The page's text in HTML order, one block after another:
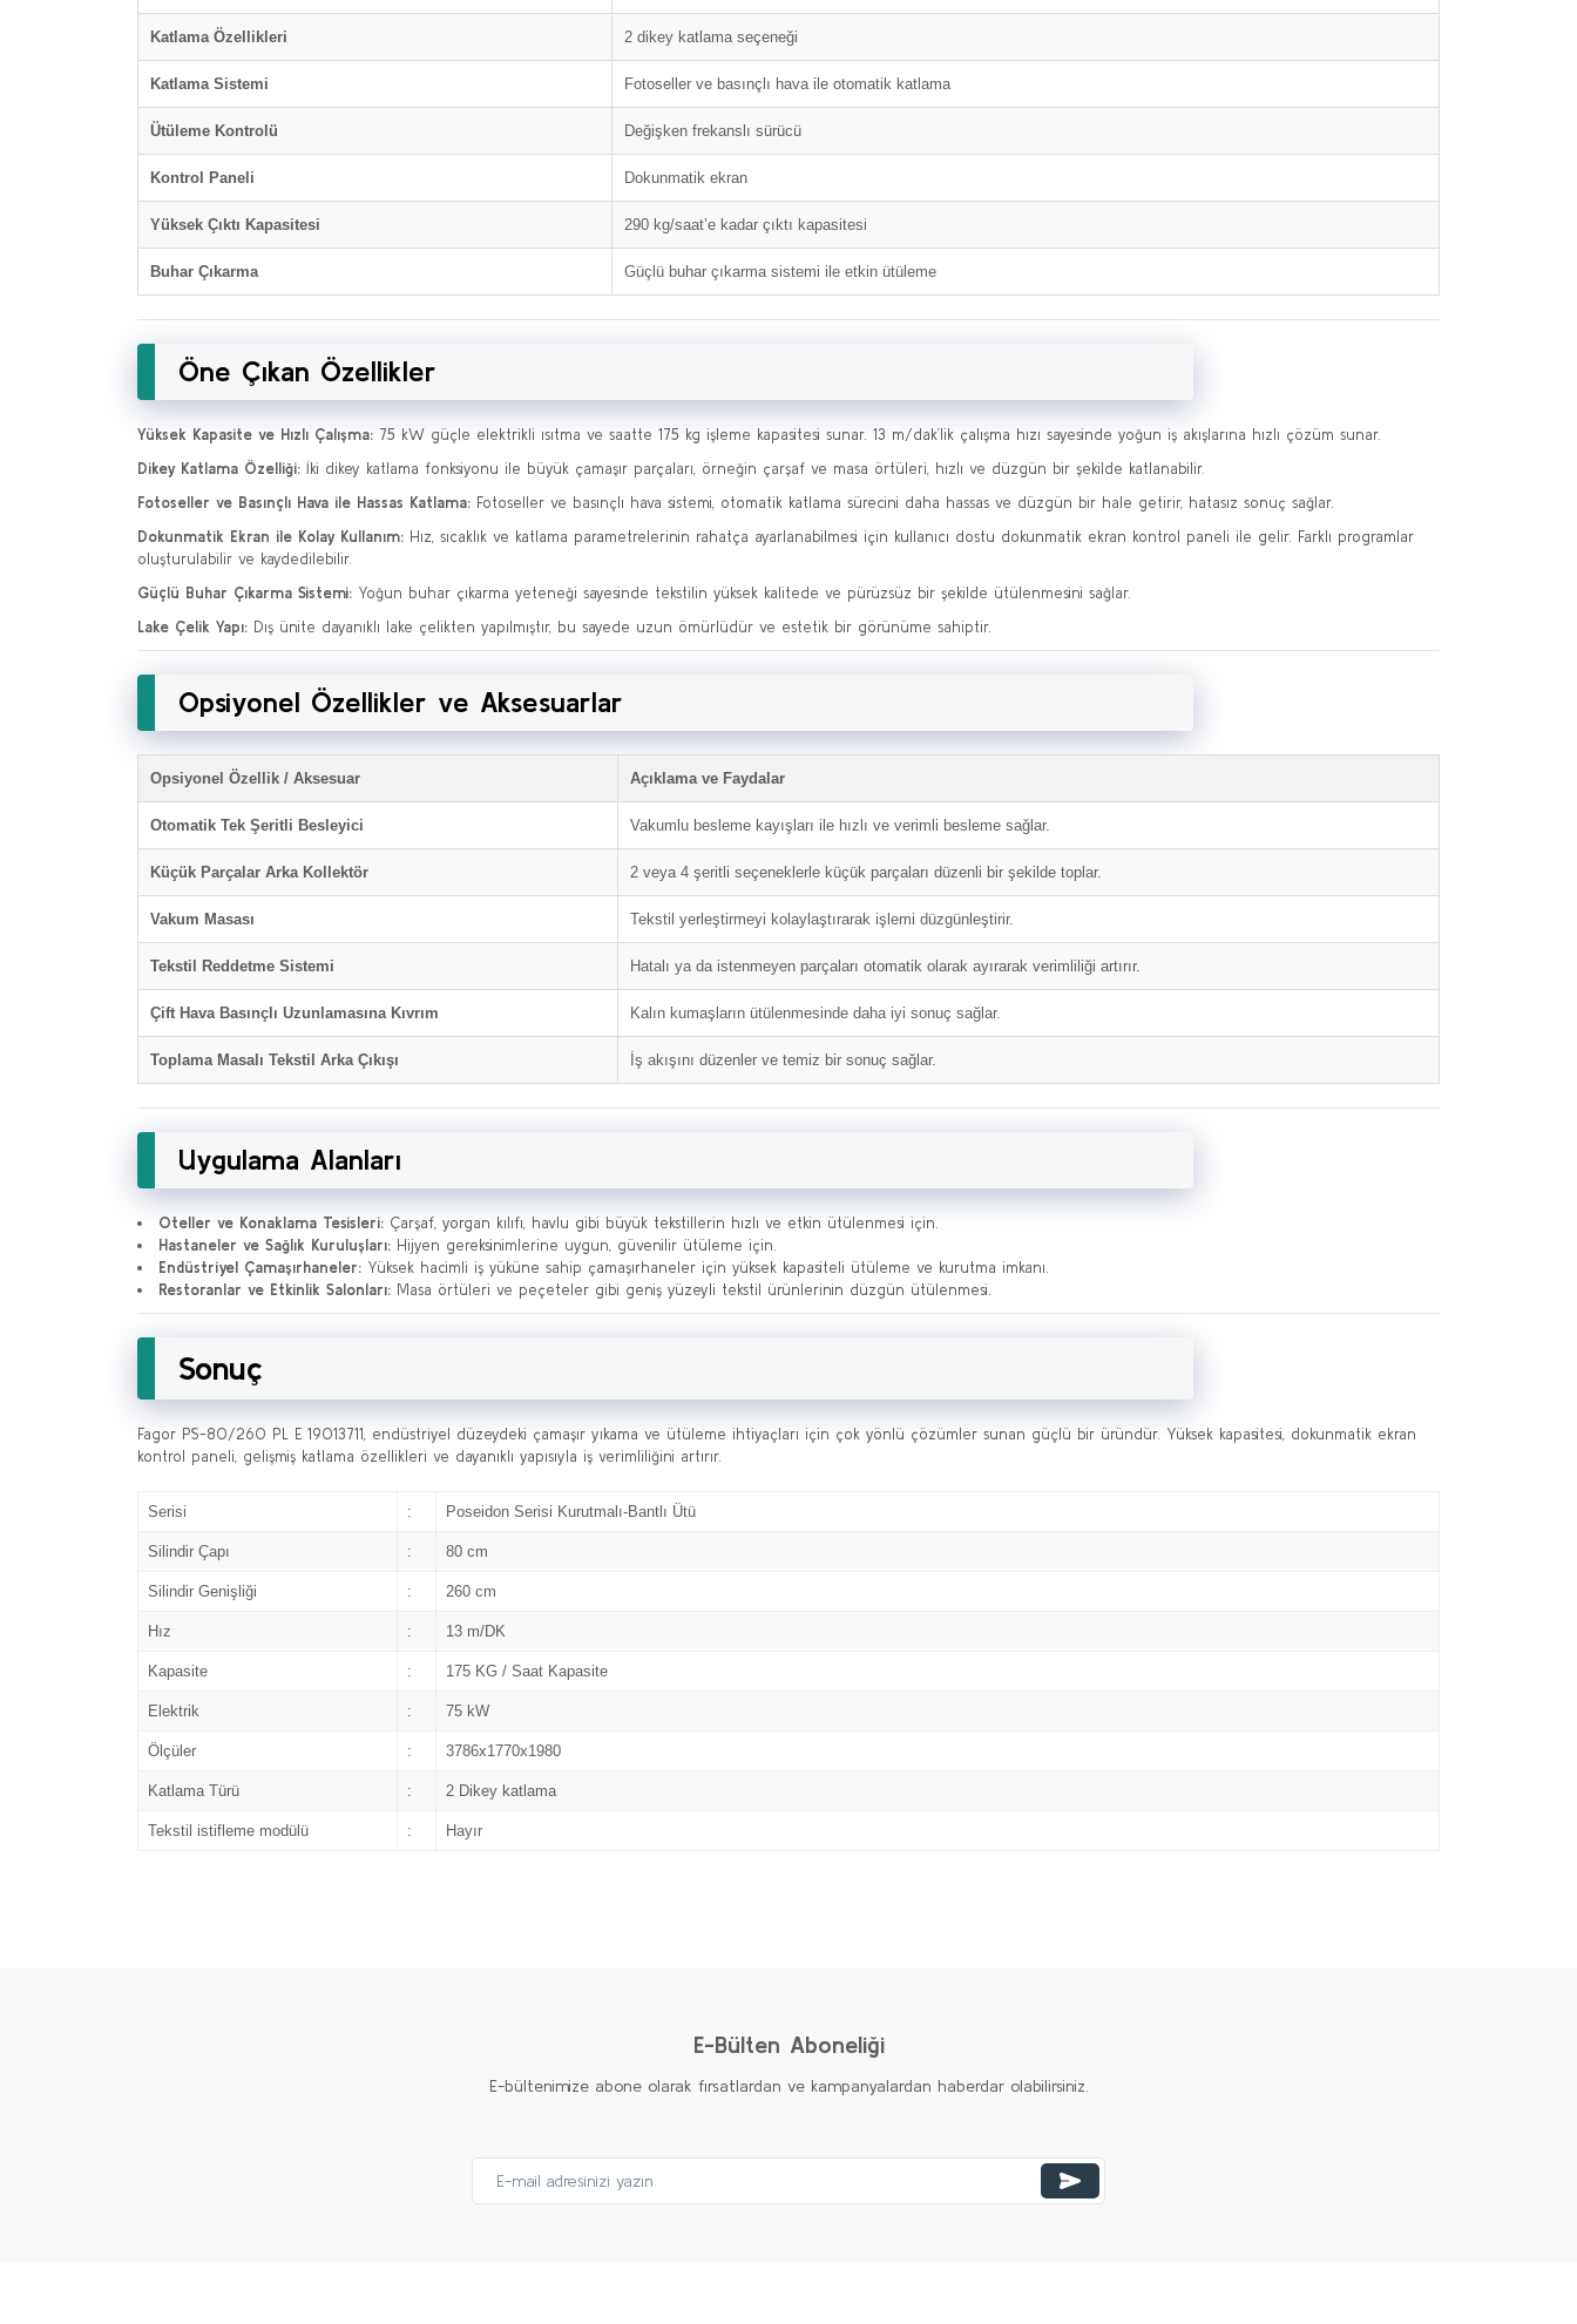
Katlama Özellikleri 2 dikey katlama seçeneği
Katlama Sistemi Fotoseller ve basınçlı hava ile otomatik katlama
Ütüleme Kontrolü Değişken frekanslı sürücü
Kontrol Paneli Dokunmatik ekran
Yüksek Çıktı Kapasitesi 290 kg/saat’e kadar çıktı kapasitesi
Buhar Çıkarma Güçlü buhar çıkarma sistemi ile etkin ütüleme
Öne Çıkan Özellikler
Yüksek Kapasite ve Hızlı Çalışma: 75 kW güçle elektrikli ısıtma ve saatte 175 kg işleme kapasitesi sunar. 13 m/dak’lik çalışma hızı sayesinde yoğun iş akışlarına hızlı çözüm sunar.
Dikey Katlama Özelliği: İki dikey katlama fonksiyonu ile büyük çamaşır parçaları, örneğin çarşaf ve masa örtüleri, hızlı ve düzgün bir şekilde katlanabilir.
Fotoseller ve Basınçlı Hava ile Hassas Katlama: Fotoseller ve basınçlı hava sistemi, otomatik katlama sürecini daha hassas ve düzgün bir hale getirir, hatasız sonuç sağlar.
Dokunmatik Ekran ile Kolay Kullanım: Hız, sıcaklık ve katlama parametrelerinin rahatça ayarlanabilmesi için kullanıcı dostu dokunmatik ekran kontrol paneli ile gelir. Farklı programlar
oluşturulabilir ve kaydedilebilir.
Güçlü Buhar Çıkarma Sistemi: Yoğun buhar çıkarma yeteneği sayesinde tekstilin yüksek kalitede ve pürüzsüz bir şekilde ütülenmesini sağlar.
Lake Çelik Yapı: Dış ünite dayanıklı lake çelikten yapılmıştır, bu sayede uzun ömürlüdür ve estetik bir görünüme sahiptir.
Opsiyonel Özellikler ve Aksesuarlar
Opsiyonel Özellik / Aksesuar Açıklama ve Faydalar
Otomatik Tek Şeritli Besleyici Vakumlu besleme kayışları ile hızlı ve verimli besleme sağlar.
Küçük Parçalar Arka Kollektör 2 veya 4 şeritli seçeneklerle küçük parçaları düzenli bir şekilde toplar.
Vakum Masası Tekstil yerleştirmeyi kolaylaştırarak işlemi düzgünleştirir.
Tekstil Reddetme Sistemi Hatalı ya da istenmeyen parçaları otomatik olarak ayırarak verimliliği artırır.
Çift Hava Basınçlı Uzunlamasına Kıvrım Kalın kumaşların ütülenmesinde daha iyi sonuç sağlar.
Toplama Masalı Tekstil Arka Çıkışı İş akışını düzenler ve temiz bir sonuç sağlar.
Uygulama Alanları
Oteller ve Konaklama Tesisleri: Çarşaf, yorgan kılıfı, havlu gibi büyük tekstillerin hızlı ve etkin ütülenmesi için.
Hastaneler ve Sağlık Kuruluşları: Hijyen gereksinimlerine uygun, güvenilir ütüleme için.
Endüstriyel Çamaşırhaneler: Yüksek hacimli iş yüküne sahip çamaşırhaneler için yüksek kapasiteli ütüleme ve kurutma imkanı.
Restoranlar ve Etkinlik Salonları: Masa örtüleri ve peçeteler gibi geniş yüzeyli tekstil ürünlerinin düzgün ütülenmesi.
Sonuç
Fagor PS-80/260 PL E 19013711, endüstriyel düzeydeki çamaşır yıkama ve ütüleme ihtiyaçları için çok yönlü çözümler sunan güçlü bir üründür. Yüksek kapasitesi, dokunmatik ekran
kontrol paneli, gelişmiş katlama özellikleri ve dayanıklı yapısıyla iş verimliliğini artırır.
Serisi : Poseidon Serisi Kurutmalı-Bantlı Ütü
Silindir Çapı : 80 cm
Silindir Genişliği : 260 cm
Hız : 13 m/DK
Kapasite : 175 KG / Saat Kapasite
Elektrik : 75 kW
Ölçüler : 3786x1770x1980
Katlama Türü : 2 Dikey katlama
Tekstil istifleme modülü : Hayır
E-Bülten Aboneliği
E-bültenimize abone olarak fırsatlardan ve kampanyalardan haberdar olabilirsiniz.